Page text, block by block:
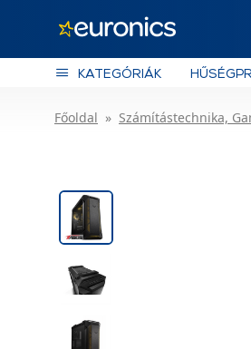
KATEGÓRIÁK
Főoldal Számítástechnika,